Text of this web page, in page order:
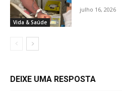
Vida & Saúde
julho 16, 2026
DEIXE UMA RESPOSTA